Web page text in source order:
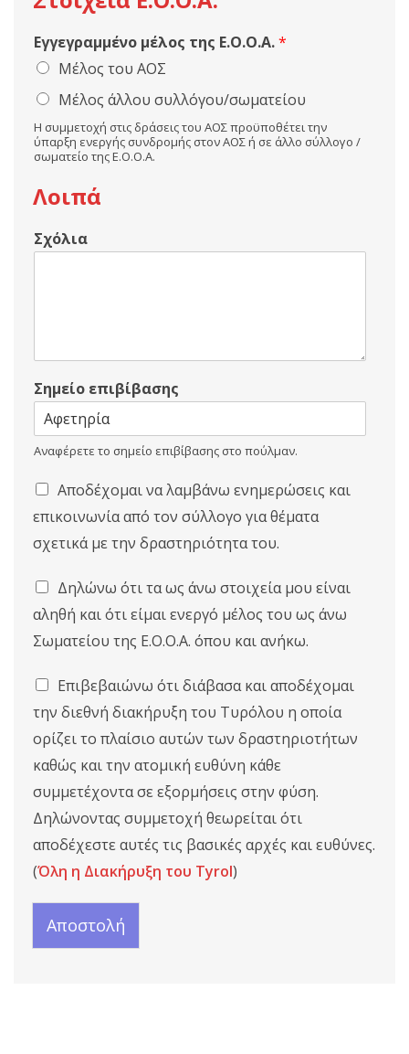
Εγγεγραμμένο μέλος της Ε.Ο.Ο.Α.*
Μέλος του ΑΟΣ
Μέλος άλλου συλλόγου/σωματείου
Η συμμετοχή στις δράσεις του ΑΟΣ προϋποθέτει την
ύπαρξη ενεργής συνδρομής στον ΑΟΣ ή σε άλλο σύλλογο /
σωματείο της Ε.Ο.Ο.Α.
Λοιπά
Σχόλια
Σημείο επιβίβασης
Αναφέρετε το σημείο επιβίβασης στο πούλμαν.
Ε
η
μ
ρ
ώ
σ
ε
ι
Αποδέχομαι να λαμβάνω ενημερώσεις και
επικοινωνία από τον σύλλογο για θέματα
σχετικά με την δραστηριότητα του.
Δ
λ
ω
η
ε
γ
υ
ρ
τ
η
τ
α
ς
Δηλώνω ότι τα ως άνω στοιχεία μου είναι
αληθή και ότι είμαι ενεργό μέλος του ως άνω
Σωματείου της Ε.Ο.Ο.Α. όπου και ανήκω.
Α
ο
δ
χ
ή
ό
ρ
ω
ν
*
Επιβεβαιώνω ότι διάβασα και αποδέχομαι
την διεθνή διακήρυξη του Τυρόλου η οποία
ορίζει το πλαίσιο αυτών των δραστηριοτήτων
καθώς και την ατομική ευθύνη κάθε
συμμετέχοντα σε εξορμήσεις στην φύση.
Δηλώνοντας συμμετοχή θεωρείται ότι
αποδέχεστε αυτές τις βασικές αρχές και ευθύνες.
(Όλη η Διακήρυξη του Tyrol)
Αποστολή